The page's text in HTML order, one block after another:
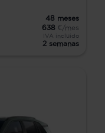
48 meses
638 €/mes
IVA incluido
2 semanas